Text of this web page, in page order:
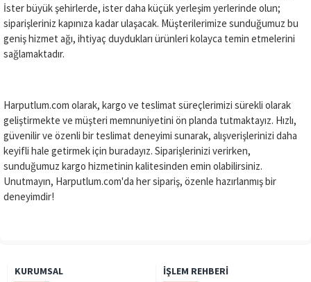
İster büyük şehirlerde, ister daha küçük yerleşim yerlerinde olun;
siparişleriniz kapınıza kadar ulaşacak. Müşterilerimize sunduğumuz bu
geniş hizmet ağı, ihtiyaç duydukları ürünleri kolayca temin etmelerini
sağlamaktadır.
Harputlum.com olarak, kargo ve teslimat süreçlerimizi sürekli olarak
geliştirmekte ve müşteri memnuniyetini ön planda tutmaktayız. Hızlı,
güvenilir ve özenli bir teslimat deneyimi sunarak, alışverişlerinizi daha
keyifli hale getirmek için buradayız. Siparişlerinizi verirken,
sunduğumuz kargo hizmetinin kalitesinden emin olabilirsiniz.
Unutmayın, Harputlum.com'da her sipariş, özenle hazırlanmış bir
deneyimdir!
KURUMSAL İŞLEM REHBERI